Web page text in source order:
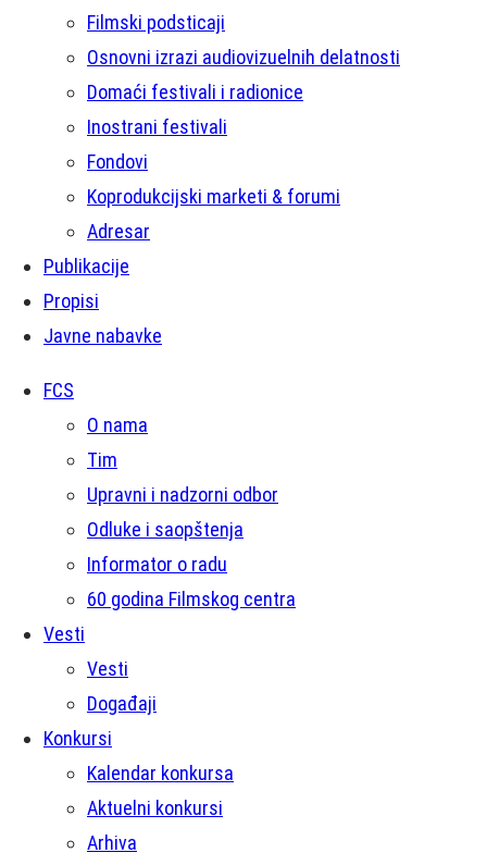
Filmski podsticaji
Osnovni izrazi audiovizuelnih delatnosti
Domaći festivali i radionice
Inostrani festivali
Fondovi
Koprodukcijski marketi & forumi
Adresar
Publikacije
Propisi
Javne nabavke
FCS
O nama
Tim
Upravni i nadzorni odbor
Odluke i saopštenja
Informator o radu
60 godina Filmskog centra
Vesti
Vesti
Događaji
Konkursi
Kalendar konkursa
Aktuelni konkursi
Arhiva